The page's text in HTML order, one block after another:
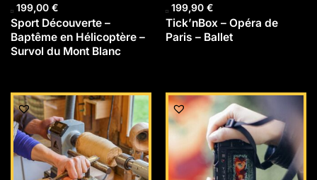
199,00 €
Sport Découverte –
Baptême en Hélicoptère –
Survol du Mont Blanc
199,90 €
Tick’nBox – Opéra de
Paris – Ballet